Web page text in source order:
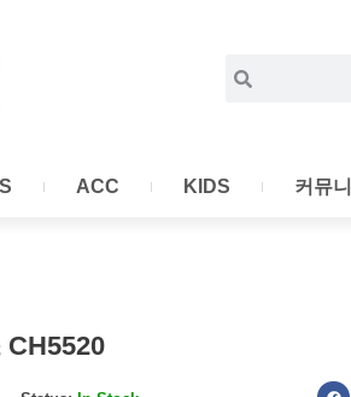
ACC KIDS 커뮤
CH5520